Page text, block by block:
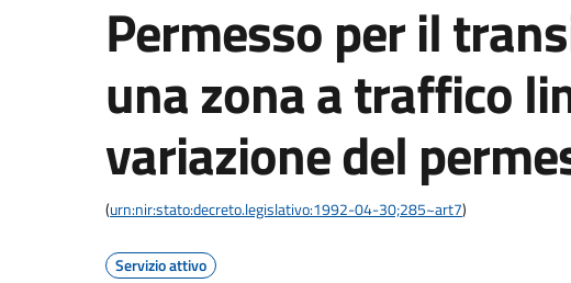
Permesso per il
una zona a traffico
variazione del
(urn:nir:stato:decreto.legislativo:1992-04-30;285~art7)
Servizio attivo